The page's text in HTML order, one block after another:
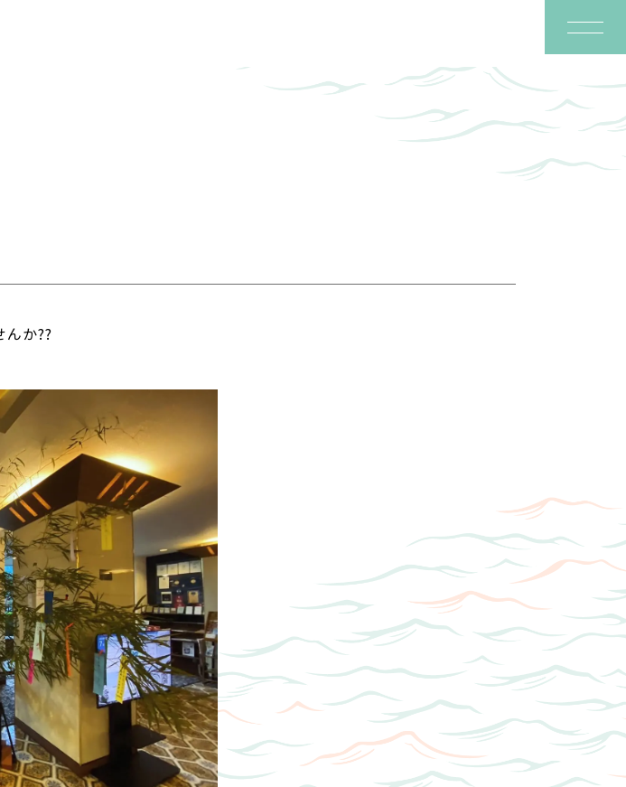
か??